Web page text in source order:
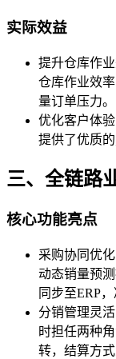
实际效益
提升仓库作
仓库作业效
量订单压力。
优化客户体
提供了优质
三、全链路
核心功能亮点
采购协同优
动态销量预
同步至ERP
分销管理灵
时担任两种
转，结算方式